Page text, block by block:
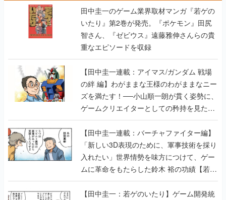
田中圭一のゲーム業界取材マンガ『若ゲの
いたり』第2巻が発売。『ポケモン』田尻
智さん、『ゼビウス』遠藤雅伸さんらの貴
重なエピソードを収録
【田中圭一連載：アイマス/ガンダム 戦場
の絆 編】わがままな王様のわがままなニー
ズを満たす！──小山順一朗が貫く姿勢に、
ゲームクリエイターとしての矜持を見た
【若ゲのいたり最終回】
【田中圭一連載：バーチャファイター編】
「新しい3D表現のために、軍事技術を採り
入れたい」世界情勢を味方につけて、ゲー
ムに革命をもたらした鈴木 裕の功績【若ゲ
のいたり】
【田中圭一：若ゲのいたり】ゲーム開発統